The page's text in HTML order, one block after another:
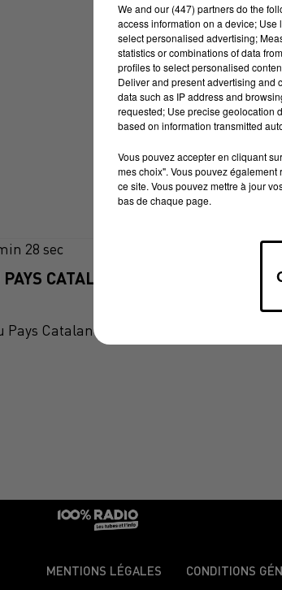
28 sec
PAYS CATALAN DU 17/04/2025 À
Pays Catalan
MENTIONS LÉGALES CONDITIONS
We and our (447) partnersdo the
access information on a device;
select personalised advertising;
statistics or combinations of data
profiles to select personalised
Deliver and present advertising and
data such as IP address and
requested; Use precise geolocation
based on information transmitted
Vous pouvez accepter en cliquant
mes choix". Vous pouvez
ce site. Vous pouvez mettre à jour
bas de chaque page.